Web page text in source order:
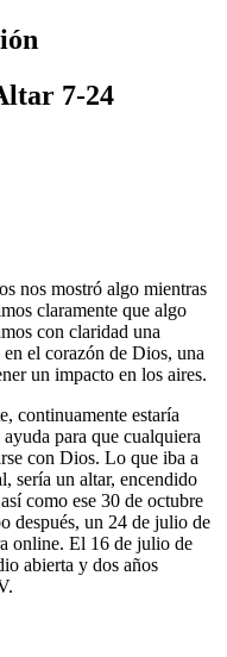
7-24
nos mostró algo mientras
claramente que algo
con claridad una
el corazón de Dios, una
un impacto en los aires.
continuamente estaría
para que cualquiera
con Dios. Lo que iba a
sería un altar, encendido
como ese 30 de octubre
después, un 24 de julio de
online. El 16 de julio de
abierta y dos años